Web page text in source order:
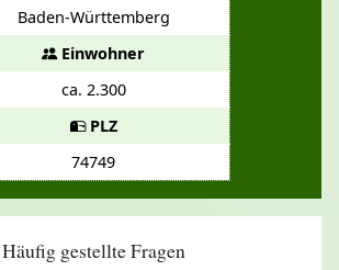
Baden-Württemberg
Einwohner
ca. 2.300
PLZ
74749
Häufig gestellte Fragen